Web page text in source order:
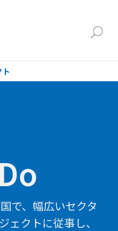
ト
で、幅広いセクタ
ェクトに従事し、